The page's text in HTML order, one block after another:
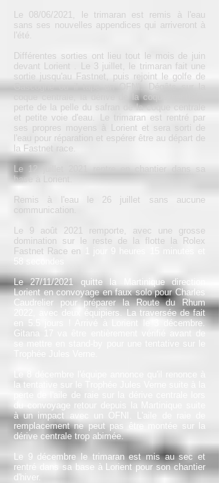
Le 08/06/2021, le trimaran est remis à l'eau
sans ses nouvelles appendices qui arriveront à
l'été.
Différentes sorties ont lieu tout le mois de juin
devant Lorient . Le 3 juillet, le trimaran fait une
sortie jusqu'au Fastnet, puis rejoint le golfe de
Gascogne ou il tape un OFNI. Dégâts sur la
coque centrale, la dérive de la coque centrale,
perte de la pelle du safran de la coque centrale
et petite voie d'eau. Le trimaran est rentré par
ses propres moyens à Lorient et sera sorti de
l'eau pour réparation et espérer être au départ de
la Fastnet race.
Le 12 juillet 2021 rentre en chantier dans sa
base à Lorient.
Remis à l'eau le 26 juillet sans aucune
communication.
Le 9 août 2021 remporte, avec une grosse
domination sur le reste de la flotte la Rolex
Fastnet Race en
58 secondes
Le 27/11/2021 quitte la Martinique direction
Lorient en convoyage en faux solo pour Charles
Caudrelier pour préparer la Route du Rhum
2022, avec deux équipiers. La traversée de fait
en 5.5 jours ! Arrivé à Lorient le 3 décembre.
Gitana 17 va être entièrement vérifié avant de
la tentative sur le Trophée Jules Verne suite à la
perte de l'aile de raie sur la dérive centrale lors
du convoyage retour depuis la Martinique suite
à un impact avec un OFNI. L'aile de raie de
remplacement ne peut pas être montée sur la
dérive centrale trop abimée.
Le 9 décembre le trimaran est mis au sec et
rentré dans sa base à Lorient pour son chantier
d'hiver.